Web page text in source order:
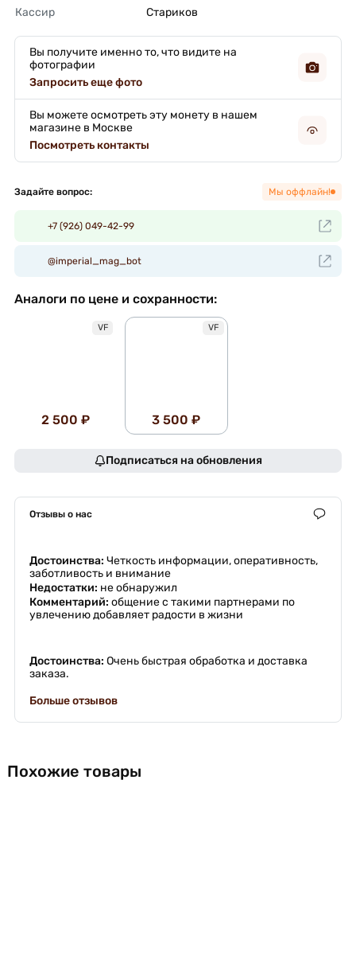
Кассир Стариков
Вы получите именно то, что видите на
фотографии
Запросить еще фото
Вы можете осмотреть эту монету в нашем
магазине в Москве
Посмотреть контакты
Задайте вопрос: Мы оффлайн!
+7 (926) 049-42-99
@imperial_mag_bot
Аналоги по цене и сохранности:
VF
2 500 ₽
VF
3 500 ₽
Подписаться на обновления
Отзывы о нас
Достоинства: Четкость информации, оперативность,
заботливость и внимание
Недостатки: не обнаружил
Комментарий: общение с такими партнерами по
увлечению добавляет радости в жизни
Достоинства: Очень быстрая обработка и доставка
заказа.
Больше отзывов
Похожие товары